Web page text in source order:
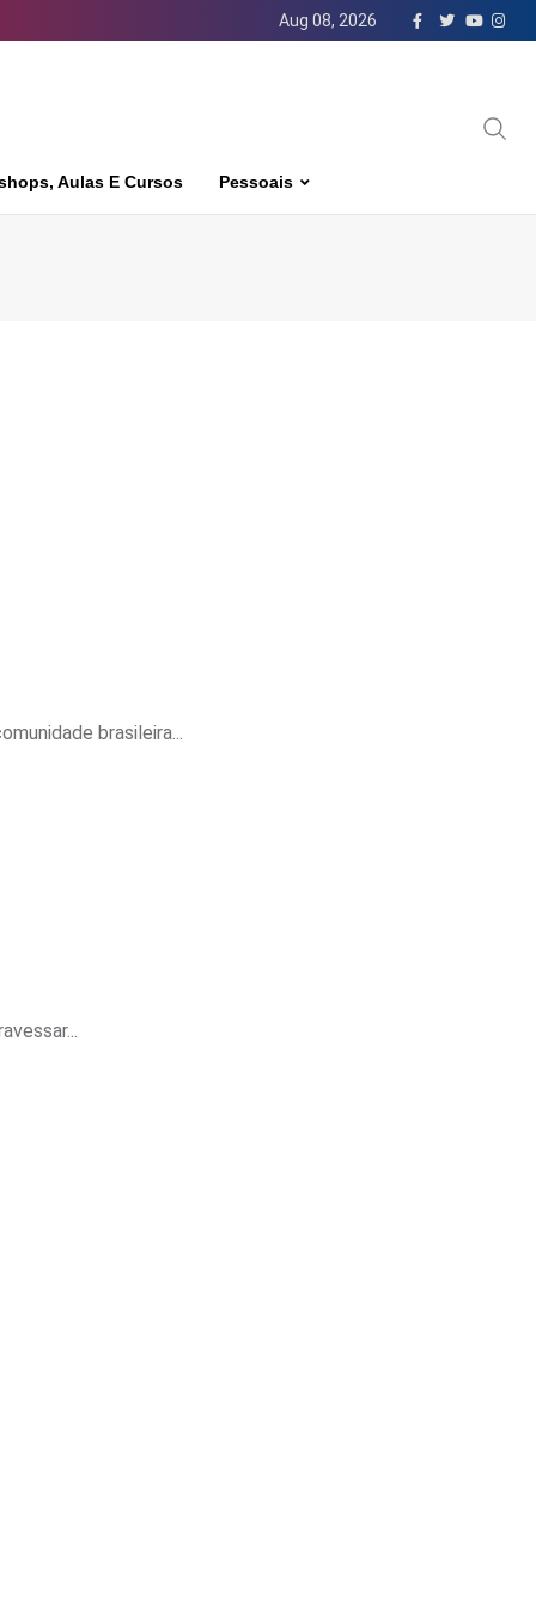
Aug 08, 2026
Aulas E Cursos Pessoais
brasileira...